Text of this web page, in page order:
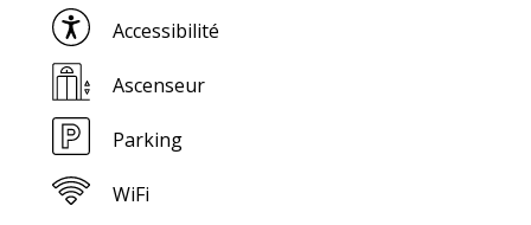
Accessibilité
Ascenseur
Parking
WiFi